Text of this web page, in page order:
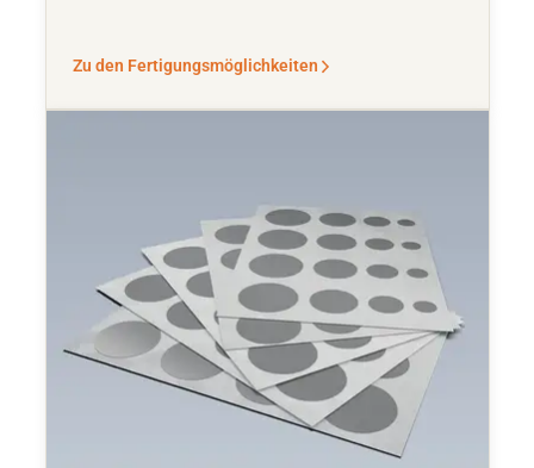
Zu den Fertigungsmöglichkeiten